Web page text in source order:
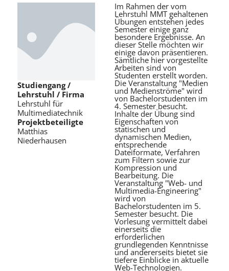
Studiengang /
Lehrstuhl / Firma
Lehrstuhl für
Multimediatechnik
Projektbeteiligte
Matthias
Niederhausen
Im Rahmen der vom
Lehrstuhl MMT gehaltenen
Übungen entstehen jedes
Semester einige ganz
besondere Ergebnisse. An
dieser Stelle möchten wir
einige davon präsentieren.
Sämtliche hier vorgestellte
Arbeiten sind von
Studenten erstellt worden.
Die Veranstaltung "Medien
und Medienströme" wird
von Bachelorstudenten im
4. Semester besucht.
Inhalte der Übung sind
Eigenschaften von
statischen und
dynamischen Medien,
entsprechende
Dateiformate, Verfahren
zum Filtern sowie zur
Kompression und
Bearbeitung. Die
Veranstaltung "Web- und
Multimedia-Engineering"
wird von
Bachelorstudenten im 5.
Semester besucht. Die
Vorlesung vermittelt dabei
einerseits die
erforderlichen
grundlegenden Kenntnisse
und andererseits bietet sie
tiefere Einblicke in aktuelle
Web-Technologien.